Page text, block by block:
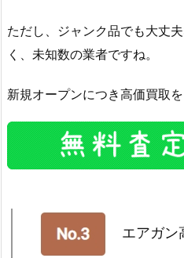
ただし、ジャンク品でも大丈
く、未知数の業者ですね。
新規オープンにつき高価買取を
エアガン